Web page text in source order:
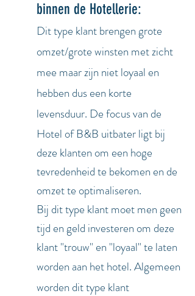
binnen de Hotellerie:
Dit type klant brengen grote
omzet/grote winsten met zicht
mee maar zijn niet loyaal en
hebben dus een korte
levensduur. De focus van de
Hotel of B&B uitbater ligt bij
deze klanten om een hoge
tevredenheid te bekomen en de
omzet te optimaliseren.
Bij dit type klant moet men geen
tijd en geld investeren om deze
klant "trouw" en "loyaal" te laten
worden aan het hotel.Algemeen
worden dit type klant